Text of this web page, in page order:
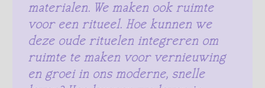
materialen. We maken ook ruimte
voor een ritueel. Hoe kunnen we
deze oude rituelen integreren om
ruimte te maken voor vernieuwing
en groei in ons moderne, snelle